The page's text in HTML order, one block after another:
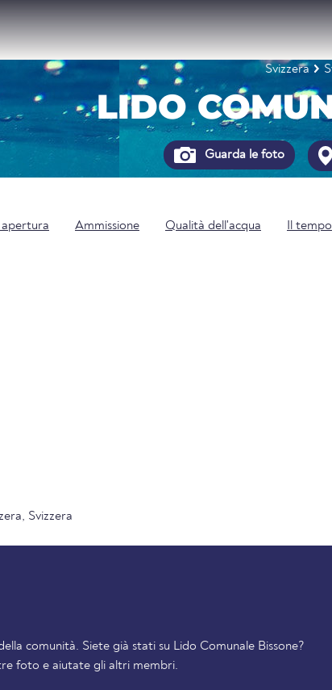
Svizzera
LIDO
Guarda le foto
Ammissione Qualità dell'acqua Il tempo
Svizzera
comunità. Siete già stati su Lido Comunale Bissone?
foto e aiutate gli altri membri.